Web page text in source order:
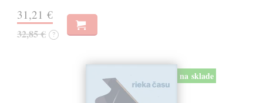
31,21 €
32,85 € ?
na sklade